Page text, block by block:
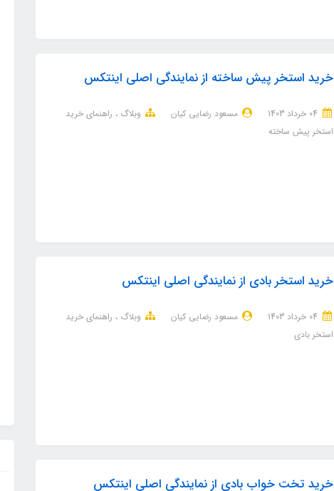
خرید استخر پیش ساخته از نمایندگی اصلی اینتکس
مسعود رضایی کیان وبلاگ
راهنمای خرید
استخر پیش ساخته
خرید استخر بادی از نمایندگی اصلی اینتکس
مسعود رضایی کیان وبلاگ
راهنمای خرید
استخر بادی
خرید تخت خواب بادی از نمایندگی اصلی اینتکس